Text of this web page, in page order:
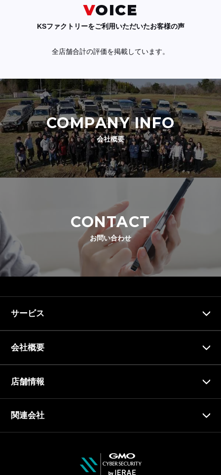
VOICE
KSファクトリーをご利用いただいたお客様の声
全店舗合計の評価を掲載しています。
COMPANY INFO
会社概要
CONTACT
お問い合わせ
サービス
会社概要
店舗情報
関連会社